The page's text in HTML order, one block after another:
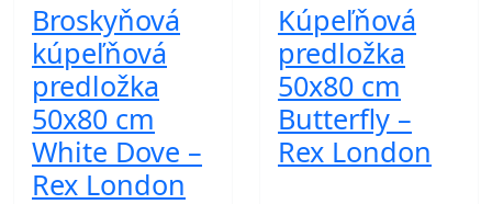
Broskyňová
kúpeľňová
predložka
50x80 cm
White Dove –
Rex London
Kúpeľňová
predložka
50x80 cm
Butterfly –
Rex London